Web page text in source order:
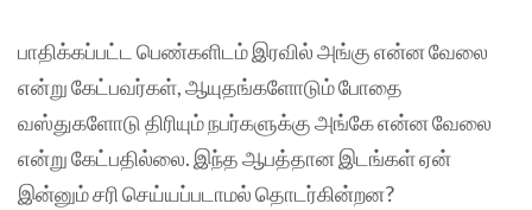
பாதிக்கப்பட்ட பெண்களிடம் இரவில் அங்கு என்ன வேலை
என்று கேட்பவர்கள், ஆயுதங்களோடும் போதை
வஸ்துகளோடு திரியும் நபர்களுக்கு அங்கே என்ன வேலை
என்று கேட்பதில்லை. இந்த ஆபத்தான இடங்கள் ஏன்
இன்னும் சரி செய்யப்படாமல் தொடர்கின்றன?